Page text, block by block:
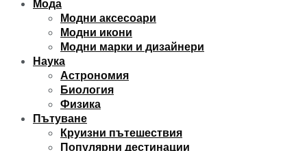
Мода
Модни аксесоари
Модни икони
Модни марки и дизайнери
Наука
Астрономия
Биология
Физика
Пътуване
Круизни пътешествия
Популярни дестинации